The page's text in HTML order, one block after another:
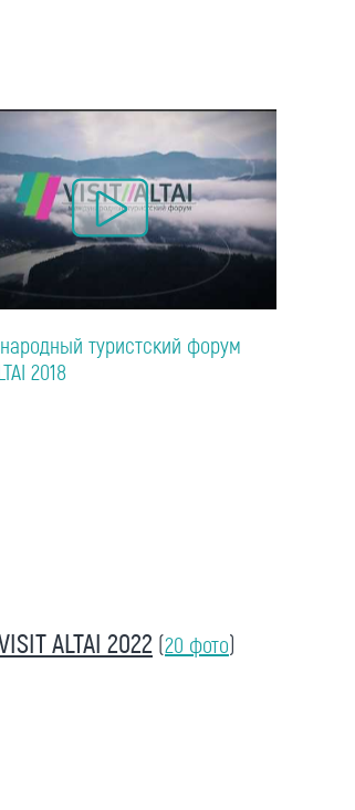
туристский форум
2018
ALTAI 2022 (20 фото)